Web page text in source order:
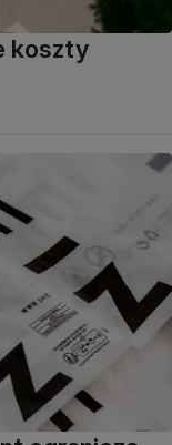
koszty